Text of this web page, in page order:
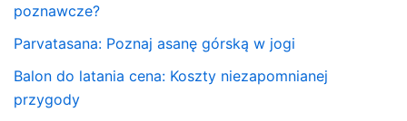
poznawcze?
Parvatasana: Poznaj asanę górską w jogi
Balon do latania cena: Koszty niezapomnianej
przygody